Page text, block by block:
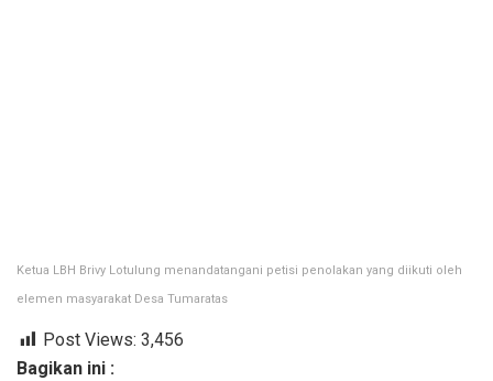
Ketua LBH Brivy Lotulung menandatangani petisi penolakan yang diikuti oleh
elemen masyarakat Desa Tumaratas
Post Views: 3,456
Bagikan ini :